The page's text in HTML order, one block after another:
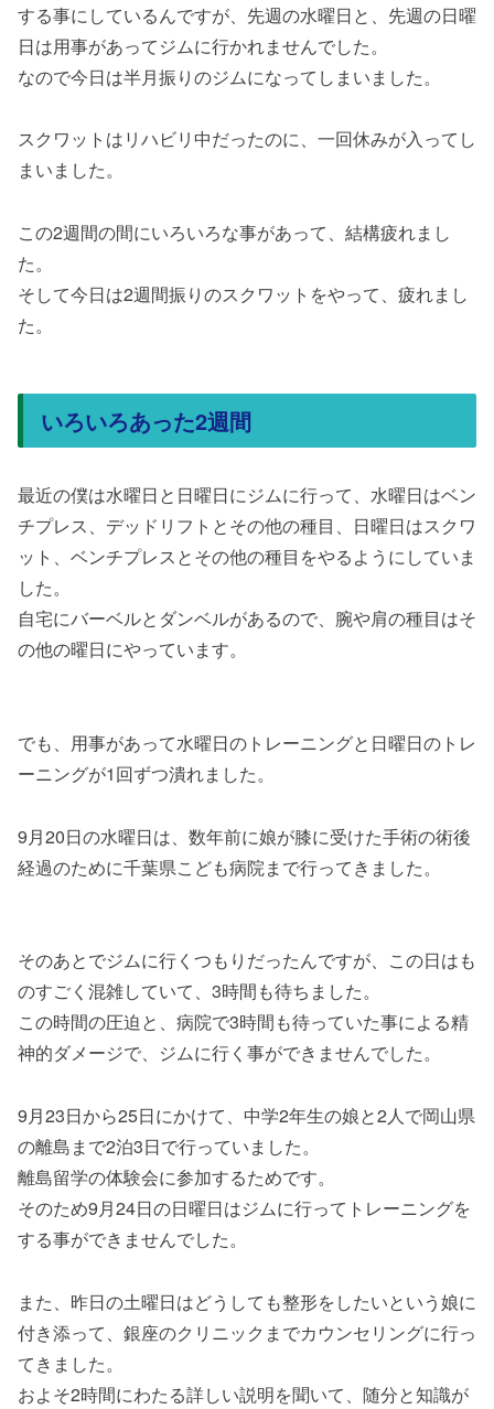
する事にしているんですが、先週の水曜日と、先週の日曜
日は用事があってジムに行かれませんでした。
なので今日は半月振りのジムになってしまいました。
スクワットはリハビリ中だったのに、一回休みが入ってし
まいました。
この2週間の間にいろいろな事があって、結構疲れまし
た。
そして今日は2週間振りのスクワットをやって、疲れまし
た。
いろいろあった2週間
最近の僕は水曜日と日曜日にジムに行って、水曜日はベン
チプレス、デッドリフトとその他の種目、日曜日はスクワ
ット、ベンチプレスとその他の種目をやるようにしていま
した。
自宅にバーベルとダンベルがあるので、腕や肩の種目はそ
の他の曜日にやっています。
でも、用事があって水曜日のトレーニングと日曜日のトレ
ーニングが1回ずつ潰れました。
9月20日の水曜日は、数年前に娘が膝に受けた手術の術後
経過のために千葉県こども病院まで行ってきました。
そのあとでジムに行くつもりだったんですが、この日はも
のすごく混雑していて、3時間も待ちました。
この時間の圧迫と、病院で3時間も待っていた事による精
神的ダメージで、ジムに行く事ができませんでした。
9月23日から25日にかけて、中学2年生の娘と2人で岡山県
の離島まで2泊3日で行っていました。
離島留学の体験会に参加するためです。
そのため9月24日の日曜日はジムに行ってトレーニングを
する事ができませんでした。
また、昨日の土曜日はどうしても整形をしたいという娘に
付き添って、銀座のクリニックまでカウンセリングに行っ
てきました。
およそ2時間にわたる詳しい説明を聞いて、随分と知識が